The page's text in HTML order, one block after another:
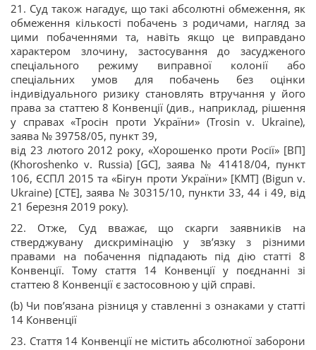
21. Суд також нагадує, що такі абсолютні обмеження, як
обмеження кількості побачень з родичами, нагляд за
цими побаченнями та, навіть якщо це виправдано
характером злочину, застосування до засудженого
спеціального режиму виправної колонії або
спеціальних умов для побачень без оцінки
індивідуального ризику становлять втручання у його
права за статтею 8 Конвенції (див., наприклад, рішення
у справах «Тросін проти України» (Trosin v. Ukraine),
заява № 39758/05, пункт 39,
від 23 лютого 2012 року, «Хорошенко проти Росії» [ВП]
(Khoroshenko v. Russia) [GC], заява № 41418/04, пункт
106, ЄСПЛ 2015 та «Бігун проти України» [КМТ] (Bigun v.
Ukraine) [CTE], заява № 30315/10, пункти 33, 44 і 49, від
21 березня 2019 року).
22. Отже, Суд вважає, що скарги заявників на
стверджувану дискримінацію у зв’язку з різними
правами на побачення підпадають під дію статті 8
Конвенції. Тому стаття 14 Конвенції у поєднанні зі
статтею 8 Конвенції є застосовною у цій справі.
(b) Чи пов’язана різниця у ставленні з ознаками у статті
14 Конвенції
23. Стаття 14 Конвенції не містить абсолютної заборони